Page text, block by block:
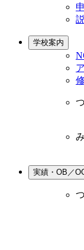
学校案内
実績・OB／